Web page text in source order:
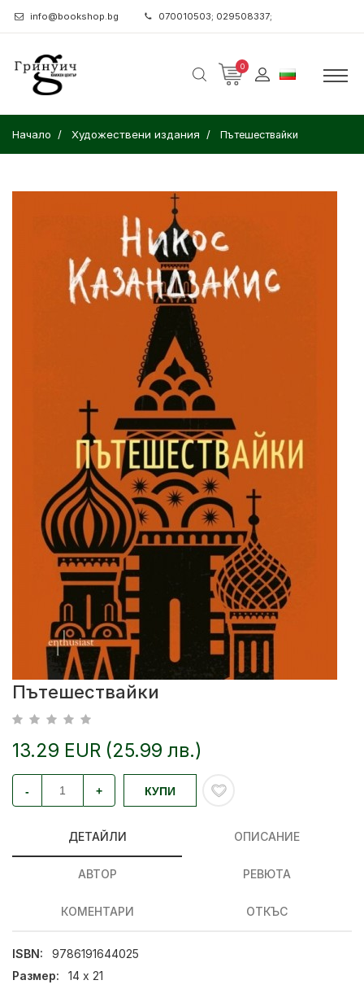
info@bookshop.bg 070010503; 029508337;
0
Начало Художествени издания Пътешествайки
Пътешествайки
13.29 EUR (25.99 лв.)
- + КУПИ
ДЕТАЙЛИ ОПИСАНИЕ
АВТОР РЕВЮТА
КОМЕНТАРИ ОТКЪС
ISBN:
9786191644025
Размер:
14 х 21